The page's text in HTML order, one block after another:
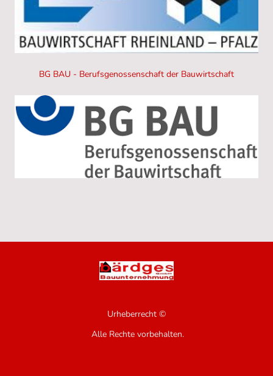
BG BAU - Berufsgenossenschaft der Bauwirtschaft
Urheberrecht ©
Alle Rechte vorbehalten.